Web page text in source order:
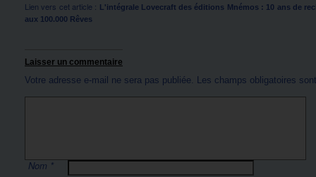
Lien vers cet article : L'intégrale Lovecraft des éditions Mnémos : 10 ans de
aux 100.000 Rêves
Laisser un commentaire
Votre adresse e-mail ne sera pas publiée. Les champs obligatoires
Nom *